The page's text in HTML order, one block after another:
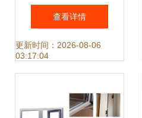
窗应用与价格分析
及空调设备区域
查看详情
更新时间：2026-08-06
03:17:04